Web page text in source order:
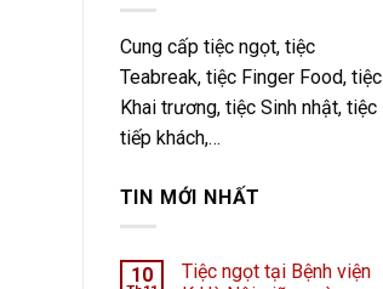
Cung cấp tiệc ngọt, tiệc
Teabreak, tiệc Finger Food, tiệc
Khai trương, tiệc Sinh nhật, tiệc
tiếp khách,…
TIN MỚI NHẤT
10
Tiệc ngọt tại Bệnh viện